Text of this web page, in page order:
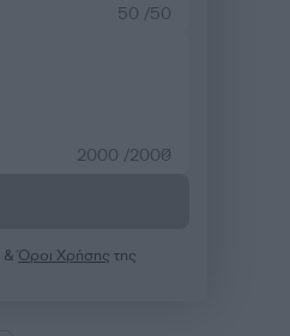
50 /50
2000 /2000
&Όροι Χρήσης της